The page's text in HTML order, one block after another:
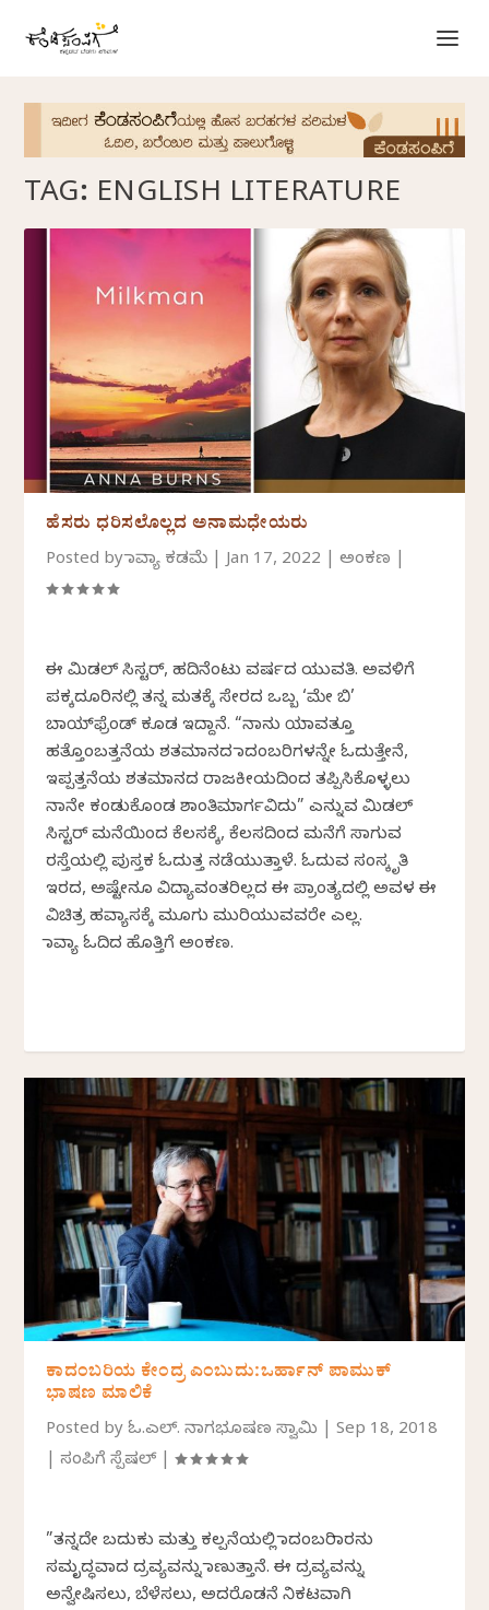
TAG: ENGLISH LITERATURE
ಹೆಸರು ಧರಿಸಲೊಲ್ಲದ ಅನಾಮಧೇಯರು
Posted byಕಾವ್ಯಾ ಕಡಮೆ |Jan 17, 2022 |ಅಂಕಣ
ಈ ಮಿಡಲ್ ಸಿಸ್ಟರ್, ಹದಿನೆಂಟು ವರ್ಷದ ಯುವತಿ. ಅವಳಿಗೆ
ಪಕ್ಕದೂರಿನಲ್ಲಿ ತನ್ನ ಮತಕ್ಕೆ ಸೇರದ ಒಬ್ಬ ‘ಮೇ ಬಿ’
ಬಾಯ್‍ಫ್ರೆಂಡ್ ಕೂಡ ಇದ್ದಾನೆ. “ನಾನು ಯಾವತ್ತೂ
ಹತ್ತೊಂಬತ್ತನೆಯ ಶತಮಾನದ ಕಾದಂಬರಿಗಳನ್ನೇ ಓದುತ್ತೇನೆ,
ಇಪ್ಪತ್ತನೆಯ ಶತಮಾನದ ರಾಜಕೀಯದಿಂದ ತಪ್ಪಿಸಿಕೊಳ್ಳಲು
ನಾನೇ ಕಂಡುಕೊಂಡ ಶಾಂತಿಮಾರ್ಗವಿದು” ಎನ್ನುವ ಮಿಡಲ್
ಸಿಸ್ಟರ್ ಮನೆಯಿಂದ ಕೆಲಸಕ್ಕೆ, ಕೆಲಸದಿಂದ ಮನೆಗೆ ಸಾಗುವ
ರಸ್ತೆಯಲ್ಲಿ ಪುಸ್ತಕ ಓದುತ್ತ ನಡೆಯುತ್ತಾಳೆ. ಓದುವ ಸಂಸ್ಕೃತಿ
ಇರದ, ಅಷ್ಟೇನೂ ವಿದ್ಯಾವಂತರಿಲ್ಲದ ಈ ಪ್ರಾಂತ್ಯದಲ್ಲಿ ಅವಳ ಈ
ವಿಚಿತ್ರ ಹವ್ಯಾಸಕ್ಕೆ ಮೂಗು ಮುರಿಯುವವರೇ ಎಲ್ಲ.
ಕಾವ್ಯಾ ಓದಿದ ಹೊತ್ತಿಗೆ ಅಂಕಣ.
ಕಾದಂಬರಿಯ ಕೇಂದ್ರ ಎಂಬುದು:ಒರ್ಹಾನ್ ಪಾಮುಕ್
ಭಾಷಣ ಮಾಲಿಕೆ
Posted byಓ.ಎಲ್. ನಾಗಭೂಷಣ ಸ್ವಾಮಿ |Sep 18, 2018
|ಸಂಪಿಗೆ ಸ್ಪೆಷಲ್ |
”ತನ್ನದೇ ಬದುಕು ಮತ್ತು ಕಲ್ಪನೆಯಲ್ಲಿ ಕಾದಂಬರಿಕಾರನು
ಸಮೃದ್ಧವಾದ ದ್ರವ್ಯವನ್ನು ಕಾಣುತ್ತಾನೆ. ಈ ದ್ರವ್ಯವನ್ನು
ಅನ್ವೇಷಿಸಲು, ಬೆಳೆಸಲು, ಅದರೊಡನೆ ನಿಕಟವಾಗಿ